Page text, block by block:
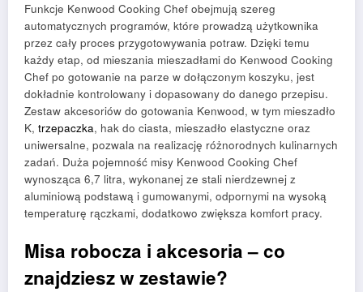
Funkcje Kenwood Cooking Chef obejmują szereg
automatycznych programów, które prowadzą użytkownika
przez cały proces przygotowywania potraw. Dzięki temu
każdy etap, od mieszania mieszadłami do Kenwood Cooking
Chef po gotowanie na parze w dołączonym koszyku, jest
dokładnie kontrolowany i dopasowany do danego przepisu.
Zestaw akcesoriów do gotowania Kenwood, w tym mieszadło
K, trzepaczka, hak do ciasta, mieszadło elastyczne oraz
uniwersalne, pozwala na realizację różnorodnych kulinarnych
zadań. Duża pojemność misy Kenwood Cooking Chef
wynosząca 6,7 litra, wykonanej ze stali nierdzewnej z
aluminiową podstawą i gumowanymi, odpornymi na wysoką
temperaturę rączkami, dodatkowo zwiększa komfort pracy.
Misa robocza i akcesoria – co
znajdziesz w zestawie?